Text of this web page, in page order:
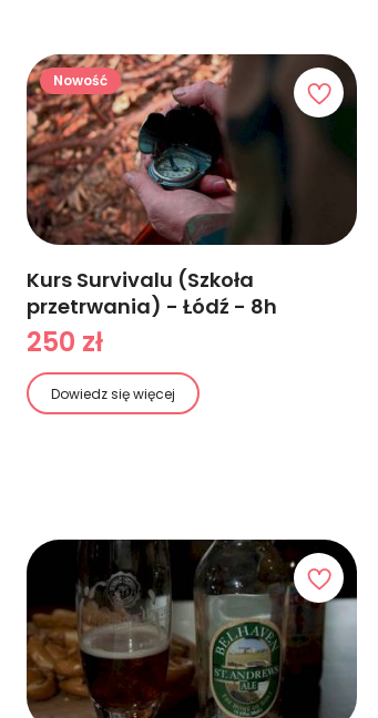
Nowość
Kurs Survivalu (Szkoła
przetrwania) - Łódź - 8h
250 zł
Dowiedz się więcej